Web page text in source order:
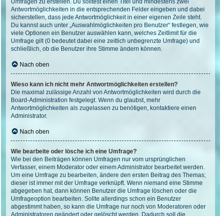
Umfragen zu erstellen. Du solltest einen Titel und mindestens zwei
Antwortmöglichkeiten in die entsprechenden Felder eingeben und dabei
sicherstellen, dass jede Antwortmöglichkeit in einer eigenen Zeile steht.
Du kannst auch unter „Auswahlmöglichkeiten pro Benutzer“ festlegen, wie
viele Optionen ein Benutzer auswählen kann, welches Zeitlimit für die
Umfrage gilt (0 bedeutet dabei eine zeitlich unbegrenzte Umfrage) und
schließlich, ob die Benutzer ihre Stimme ändern können.
Nach oben
Wieso kann ich nicht mehr Antwortmöglichkeiten erstellen?
Die maximal zulässige Anzahl von Antwortmöglichkeiten wird durch die
Board-Administration festgelegt. Wenn du glaubst, mehr
Antwortmöglichkeiten als zugelassen zu benötigen, kontaktiere einen
Administrator.
Nach oben
Wie bearbeite oder lösche ich eine Umfrage?
Wie bei den Beiträgen können Umfragen nur vom ursprünglichen
Verfasser, einem Moderator oder einem Administrator bearbeitet werden.
Um eine Umfrage zu bearbeiten, ändere den ersten Beitrag des Themas;
dieser ist immer mit der Umfrage verknüpft. Wenn niemand eine Stimme
abgegeben hat, dann können Benutzer die Umfrage löschen oder die
Umfrageoption bearbeiten. Sollte allerdings schon ein Benutzer
abgestimmt haben, so kann die Umfrage nur noch von Moderatoren oder
Administratoren geändert oder gelöscht werden. Dadurch soll die